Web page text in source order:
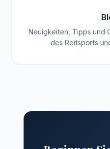
Neuigkeiten, Tipps und
des Reitsports